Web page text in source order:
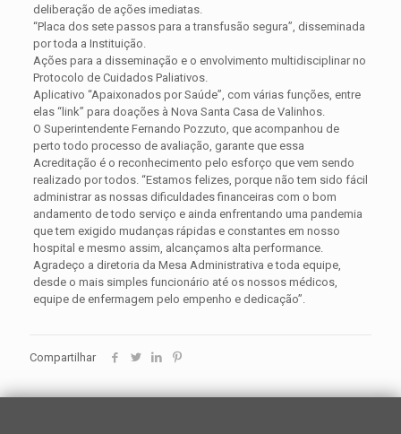
deliberação de ações imediatas.
“Placa dos sete passos para a transfusão segura”, disseminada
por toda a Instituição.
Ações para a disseminação e o envolvimento multidisciplinar no
Protocolo de Cuidados Paliativos.
Aplicativo “Apaixonados por Saúde”, com várias funções, entre
elas “link” para doações à Nova Santa Casa de Valinhos.
O Superintendente Fernando Pozzuto, que acompanhou de
perto todo processo de avaliação, garante que essa
Acreditação é o reconhecimento pelo esforço que vem sendo
realizado por todos. “Estamos felizes, porque não tem sido fácil
administrar as nossas dificuldades financeiras com o bom
andamento de todo serviço e ainda enfrentando uma pandemia
que tem exigido mudanças rápidas e constantes em nosso
hospital e mesmo assim, alcançamos alta performance.
Agradeço a diretoria da Mesa Administrativa e toda equipe,
desde o mais simples funcionário até os nossos médicos,
equipe de enfermagem pelo empenho e dedicação”.
Compartilhar